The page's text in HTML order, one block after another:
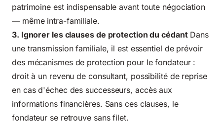
patrimoine est indispensable avant toute négociation
— même intra-familiale.
3. Ignorer les clauses de protection du cédantDans
une transmission familiale, il est essentiel de prévoir
des mécanismes de protection pour le fondateur :
droit à un revenu de consultant, possibilité de reprise
en cas d'échec des successeurs, accès aux
informations financières. Sans ces clauses, le
fondateur se retrouve sans filet.